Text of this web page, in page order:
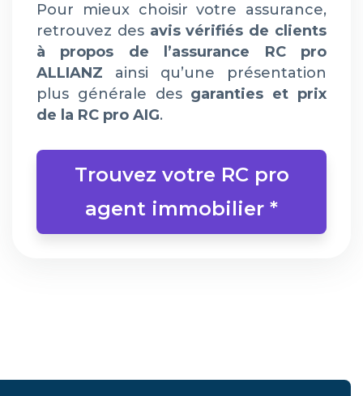
Pour mieux choisir votre assurance,
retrouvez des avis vérifiés de clients
à propos de l’assurance RC pro
ALLIANZ ainsi qu’une présentation
plus générale des garanties et prix
de la RC pro AIG.
Trouvez votre RC pro
agent immobilier *